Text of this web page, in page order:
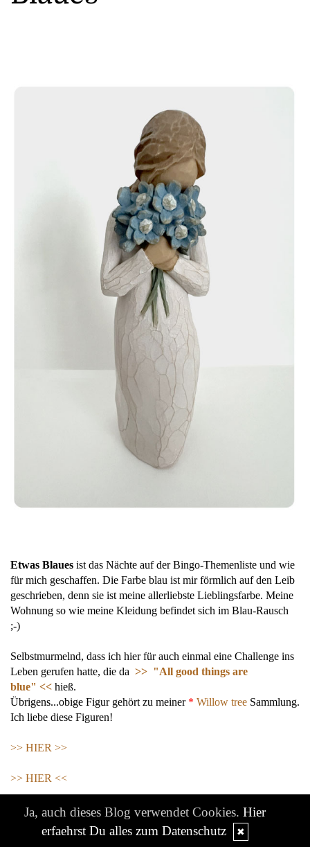
Etwas Blaues ist das Nächte auf der Bingo-Themenliste und wie
für mich geschaffen. Die Farbe blau ist mir förmlich auf den Leib
geschrieben, denn sie ist meine allerliebste Lieblingsfarbe. Meine
Wohnung so wie meine Kleidung befindet sich im Blau-Rausch
;-)
Selbstmurmelnd, dass ich hier für auch einmal eine Challenge ins
Leben gerufen hatte, die da >> "All good things are
blue" << hieß.
Übrigens...obige Figur gehört zu meiner * Willow tree Sammlung.
Ich liebe diese Figuren!
>> HIER >>
>> HIER <<
>> HIER << ...um nur einige zu zeigen.
Ja, auch dieses Blog verwendet Cookies. Hier
erfaehrst Du alles zum Datenschutz
✖